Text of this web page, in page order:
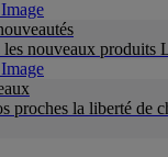
nouveaux produits
proches la liberté de